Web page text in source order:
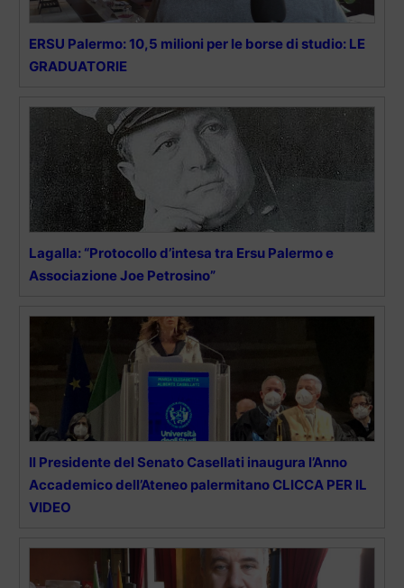
ERSU Palermo: 10,5 milioni per le borse di studio: LE
GRADUATORIE
Lagalla: “Protocollo d’intesa tra Ersu Palermo e
Associazione Joe Petrosino”
Il Presidente del Senato Casellati inaugura l’Anno
Accademico dell’Ateneo palermitano CLICCA PER IL
VIDEO